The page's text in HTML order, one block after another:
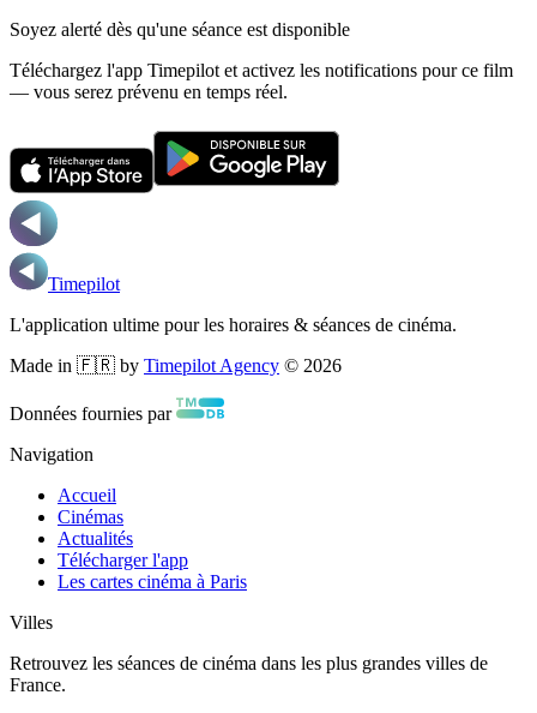
Soyez alerté dès qu'une séance est disponible
Téléchargez l'app Timepilot et activez les notifications pour ce film
— vous serez prévenu en temps réel.
Timepilot
L'application ultime pour les horaires & séances de cinéma.
Made in 🇫🇷 by Timepilot Agency © 2026
Données fournies par
Navigation
Accueil
Cinémas
Actualités
Télécharger l'app
Les cartes cinéma à Paris
Villes
Retrouvez les séances de cinéma dans les plus grandes villes de
France.